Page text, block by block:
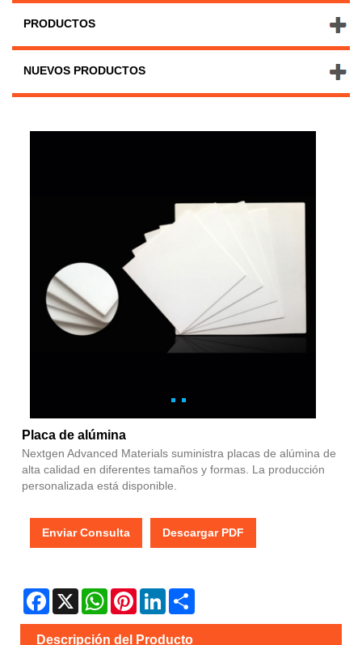
PRODUCTOS
NUEVOS PRODUCTOS
Placa de alúmina
Nextgen Advanced Materials suministra placas de alúmina de
alta calidad en diferentes tamaños y formas. La producción
personalizada está disponible.
Enviar Consulta Descargar PDF
Facebook
X WhatsAppPinterestLinkedIn
Descripción del Producto